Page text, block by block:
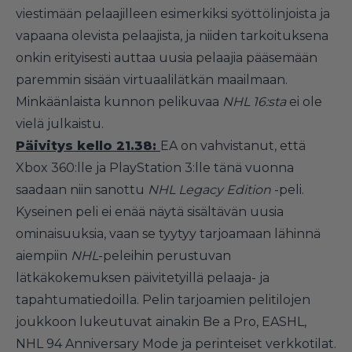
viestimään pelaajilleen esimerkiksi syöttölinjoista ja
vapaana olevista pelaajista, ja niiden tarkoituksena
onkin erityisesti auttaa uusia pelaajia pääsemään
paremmin sisään virtuaalilätkän maailmaan.
Minkäänlaista kunnon pelikuvaa NHL 16:sta ei ole
vielä julkaistu.
Päivitys kello 21.38: EA on vahvistanut, että
Xbox 360:lle ja PlayStation 3:lle tänä vuonna
saadaan niin sanottu NHL Legacy Edition -peli.
Kyseinen peli ei enää näytä sisältävän uusia
ominaisuuksia, vaan se tyytyy tarjoamaan lähinnä
aiempiin NHL -peleihin perustuvan
lätkäkokemuksen päivitetyillä pelaaja- ja
tapahtumatiedoilla. Pelin tarjoamien pelitilojen
joukkoon lukeutuvat ainakin Be a Pro, EASHL,
NHL 94 Anniversary Mode ja perinteiset verkkotilat.